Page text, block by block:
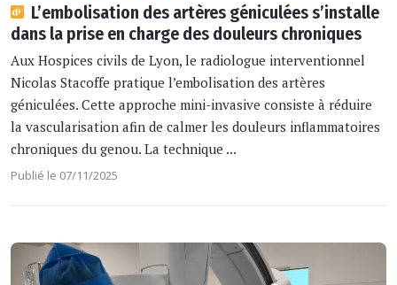
L’embolisation des artères géniculées s’installe
dans la prise en charge des douleurs chroniques
Aux Hospices civils de Lyon, le radiologue interventionnel
Nicolas Stacoffe pratique l’embolisation des artères
géniculées. Cette approche mini-invasive consiste à réduire
la vascularisation afin de calmer les douleurs inflammatoires
chroniques du genou. La technique ...
Publié le 07/11/2025